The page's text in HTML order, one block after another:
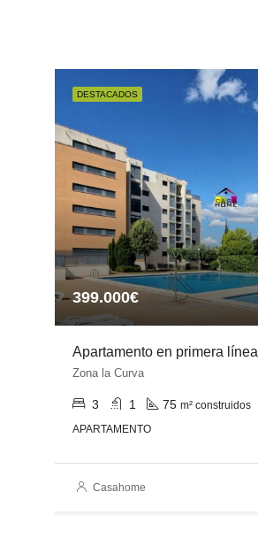
DESTACADOS
399.000€
Apartamento en primera línea
Zona la Curva
3 1 75 m² construidos
APARTAMENTO
Casahome